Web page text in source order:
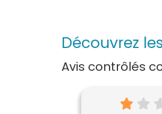
Découvrez
Avis contrôlés